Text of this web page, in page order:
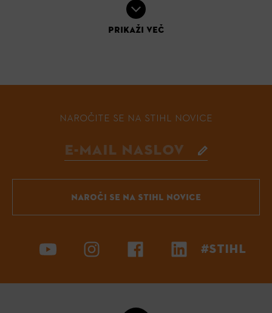
PRIKAŽI VEČ
NAROČITE SE NA STIHL NOVICE
NAROČI SE NA STIHL NOVICE
#STIHL